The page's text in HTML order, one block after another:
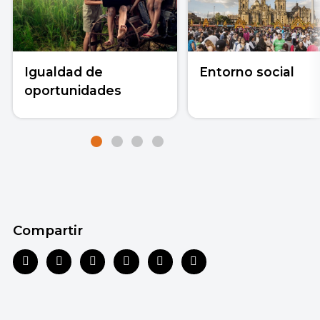
Igualdad de
oportunidades
Entorno social
Compartir